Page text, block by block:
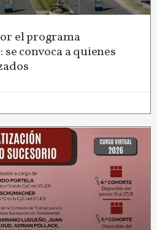
el programa
convoca a quienes